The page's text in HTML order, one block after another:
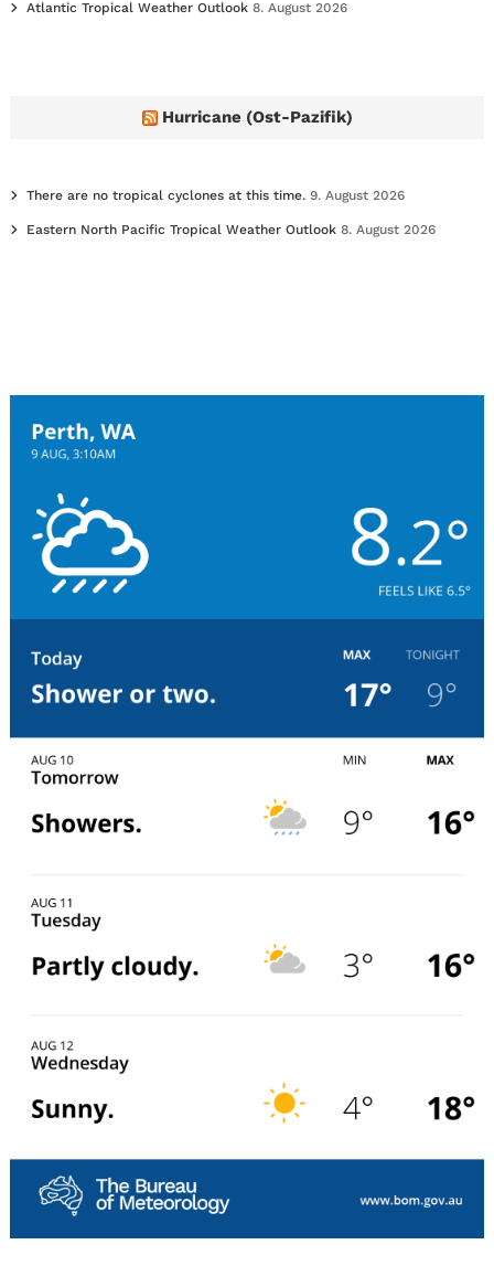
Atlantic Tropical Weather Outlook 8. August 2026
Hurricane (Ost-Pazifik)
There are no tropical cyclones at this time. 9. August 2026
Eastern North Pacific Tropical Weather Outlook 8. August 2026